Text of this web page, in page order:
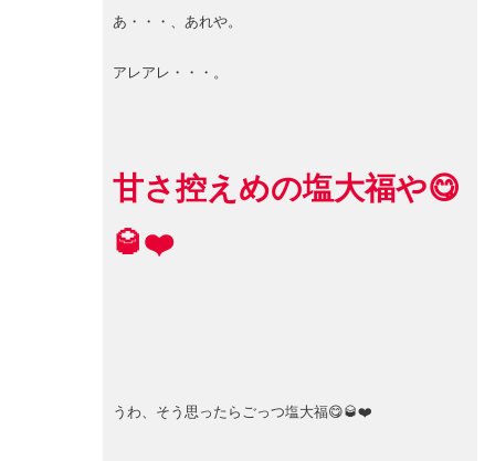
あ・・・、あれや。
アレアレ・・・。
甘さ控えめの塩大福や😋
🥃❤️
うわ、そう思ったらごっつ塩大福😋🥃❤️